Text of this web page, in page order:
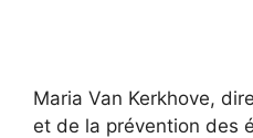
Maria Van Kerkhove,
et de la prévention des